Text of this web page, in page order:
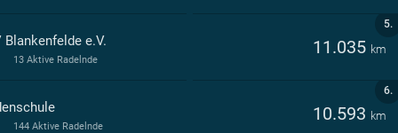
5.
Blankenfelde e.V. 11.035 km
13 Aktive Radelnde
6.
10.593 km
144 Aktive Radelnde